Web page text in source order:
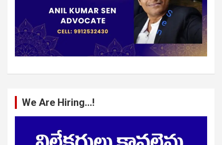
We Are Hiring…!